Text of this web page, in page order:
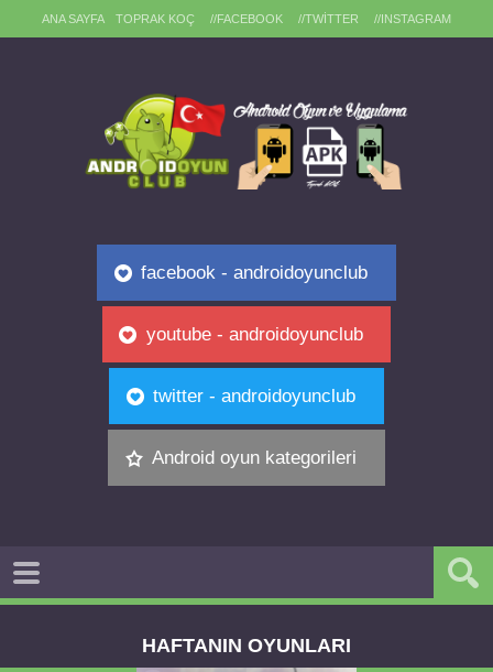
ANA SAYFA TOPRAK KOÇ //FACEBOOK //TWITTER //INSTAGRAM
facebook - androidoyunclub
youtube - androidoyunclub
twitter - androidoyunclub
Android oyun kategorileri
HAFTANIN OYUNLARI